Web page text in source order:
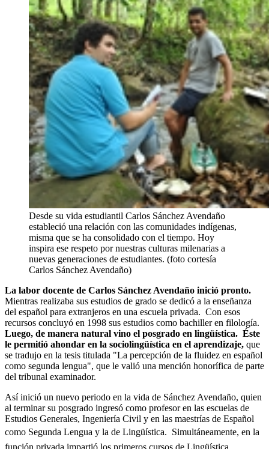
Desde su vida estudiantil Carlos Sánchez Avendaño
estableció una relación con las comunidades indígenas,
misma que se ha consolidado con el tiempo. Hoy
inspira ese respeto por nuestras culturas milenarias a
nuevas generaciones de estudiantes. (foto cortesía
Carlos Sánchez Avendaño)
La labor docente de Carlos Sánchez Avendaño inició pronto.
Mientras realizaba sus estudios de grado se dedicó a la enseñanza
del español para extranjeros en una escuela privada. Con esos
recursos concluyó en 1998 sus estudios como bachiller en filología.
Luego, de manera natural vino el posgrado en lingüística. Éste
le permitió ahondar en la sociolingüística en el aprendizaje, que
se tradujo en la tesis titulada "La percepción de la fluidez en español
como segunda lengua", que le valió una mención honorífica de parte
del tribunal examinador.
Así inició un nuevo periodo en la vida de Sánchez Avendaño, quien
al terminar su posgrado ingresó como profesor en las escuelas de
Estudios Generales, Ingeniería Civil y en las maestrías de Español
como Segunda Lengua y la de Lingüística. Simultáneamente, en la